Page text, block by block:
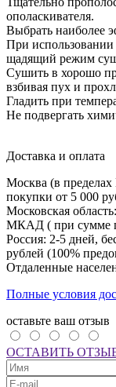
ополаскивателя.
Выбрать наиболее
При использовании
щадящий режим
Сушить в хорошо
взбивая пух и
Гладить при
Не подвергать
Доставка и оплата
Москва (в
покупки от 5 000
Московская
МКАД ( при сумме
Россия: 2-5 дней,
рублей (100%
Отдаленные
Полные условия
оставьте ваш отзыв
ОСТАВИТЬ